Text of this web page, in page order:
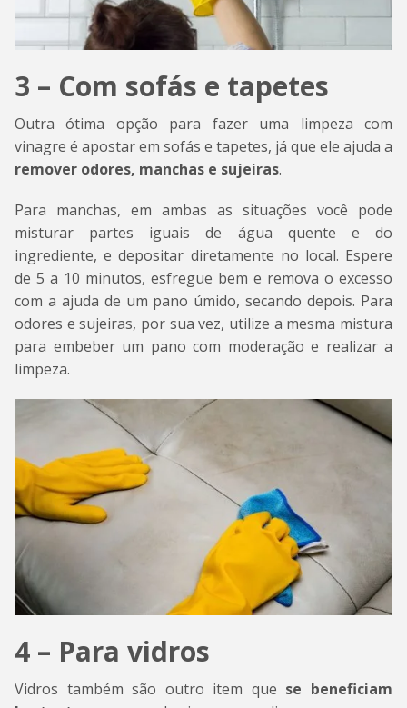
3 – Com sofás e tapetes
Outra ótima opção para fazer uma limpeza com
vinagre é apostar em sofás e tapetes, já que ele ajuda a
remover odores, manchas e sujeiras.
Para manchas, em ambas as situações você pode
misturar partes iguais de água quente e do
ingrediente, e depositar diretamente no local. Espere
de 5 a 10 minutos, esfregue bem e remova o excesso
com a ajuda de um pano úmido, secando depois. Para
odores e sujeiras, por sua vez, utilize a mesma mistura
para embeber um pano com moderação e realizar a
limpeza.
4 – Para vidros
Vidros também são outro item que se beneficiam